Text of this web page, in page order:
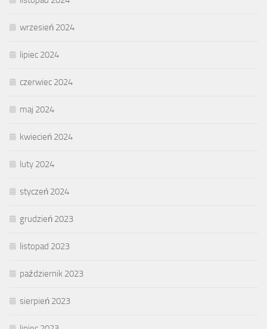
wrzesień 2024
lipiec 2024
czerwiec 2024
maj 2024
kwiecień 2024
luty 2024
styczeń 2024
grudzień 2023
listopad 2023
październik 2023
sierpień 2023